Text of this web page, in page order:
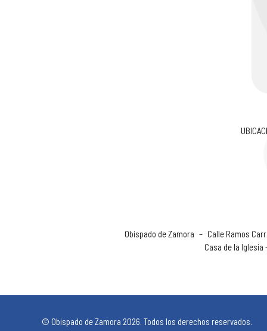
Obispado de Zamora – Calle Ramos
Casa de la Iglesia
© Obispado de Zamora 2026. Todos los derechos reservados.